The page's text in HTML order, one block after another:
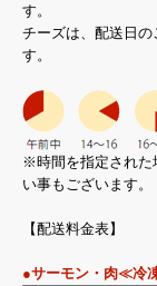
す。
チーズは、配送日
す。
※時間を指定された
い事もございます。
【配送料金表】
●サーモン・肉≪冷